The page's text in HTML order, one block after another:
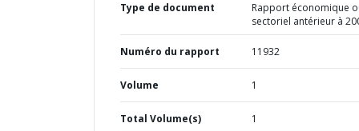
Type de document
Rapport économique
sectoriel antérieur à
Numéro du rapport 11932
Volume 1
Total Volume(s) 1